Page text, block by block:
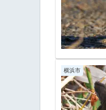
横浜市